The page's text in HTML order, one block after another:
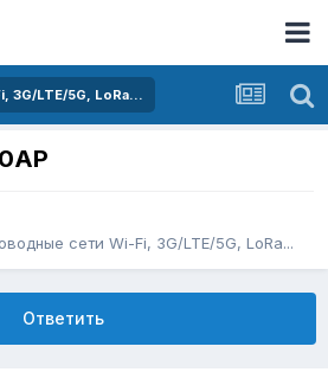
3G/LTE/5G, LoRa...
сети Wi-Fi, 3G/LTE/5G, LoRa...
Ответить